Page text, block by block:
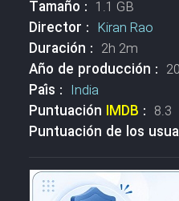
Tamaño : 1.1 GB
Director : Kiran Rao
Duración : 2h 2m
Año de producción :
País : India
Puntuación IMDB : 8.3
Puntuación de los